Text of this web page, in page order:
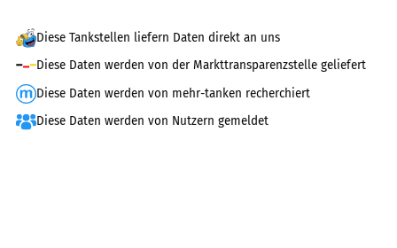
Diese Tankstellen liefern Daten direkt an uns
Diese Daten werden von der Markttransparenzstelle geliefert
Diese Daten werden von mehr-tanken recherchiert
Diese Daten werden von Nutzern gemeldet